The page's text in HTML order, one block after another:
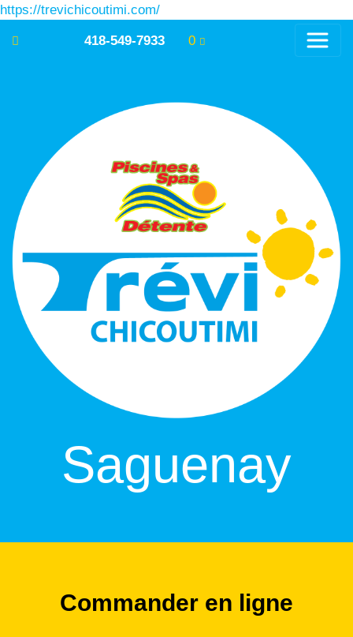
https://trevichicoutimi.com/
418-549-7933 0
Saguenay
Commander en ligne